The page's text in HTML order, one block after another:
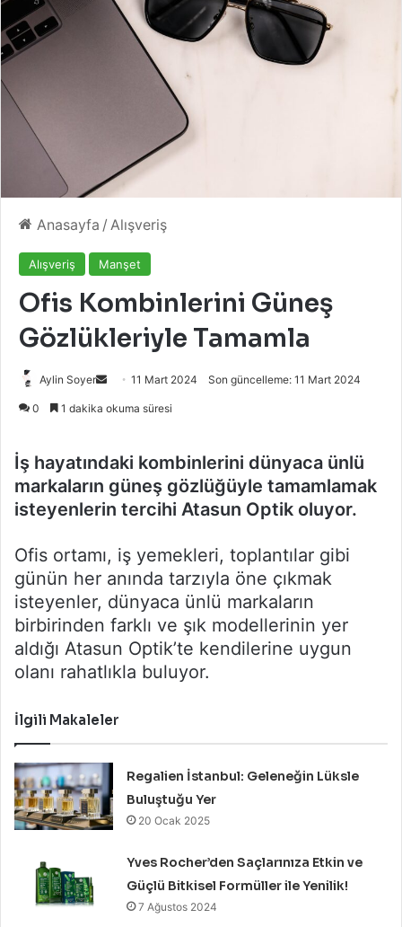
Anasayfa / Alışveriş
Alışveriş Manşet
Ofis Kombinlerini Güneş
Gözlükleriyle Tamamla
Aylin Soyer
Bir
11 Mart 2024 Son güncelleme: 11 Mart 2024
0 1 dakika okuma süresi
İş hayatındaki kombinlerini dünyaca ünlü
markaların güneş gözlüğüyle tamamlamak
isteyenlerin tercihi Atasun Optik oluyor.
Ofis ortamı, iş yemekleri, toplantılar gibi
günün her anında tarzıyla öne çıkmak
isteyenler, dünyaca ünlü markaların
birbirinden farklı ve şık modellerinin yer
aldığı Atasun Optik’te kendilerine uygun
olanı rahatlıkla buluyor.
İlgili Makaleler
Regalien İstanbul: Geleneğin Lüksle
Buluştuğu Yer
20 Ocak 2025
Yves Rocher’den Saçlarınıza Etkin ve
Güçlü Bitkisel Formüller ile Yenilik!
7 Ağustos 2024